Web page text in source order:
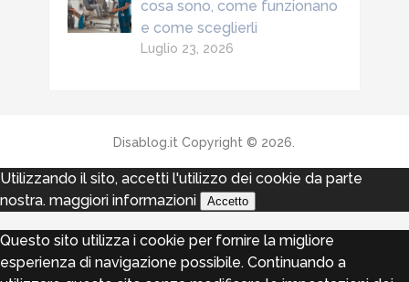
cosa sono, come funzionano
e come sceglierli
Luglio 23, 2026
Disablog.it Copyright © 2026.
Utilizzando il sito, accetti l'utilizzo dei cookie da parte
nostra. maggiori informazioni Accetto
Questo sito utilizza i cookie per fornire la migliore
esperienza di navigazione possibile. Continuando a